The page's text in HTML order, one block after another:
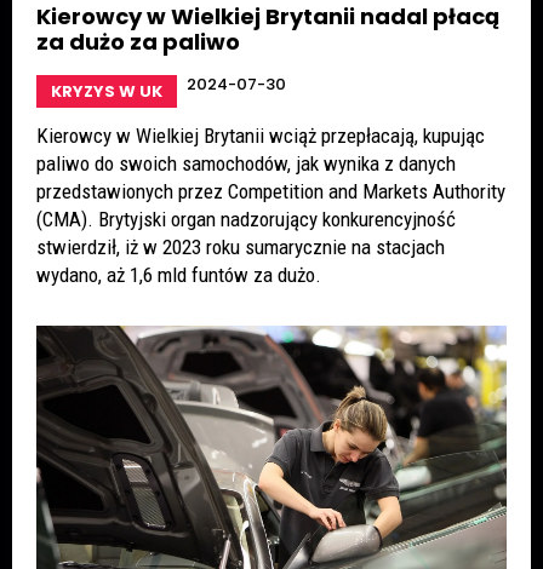
Kierowcy w Wielkiej Brytanii nadal płacą
za dużo za paliwo
KRYZYS W UK 2024-07-30
Kierowcy w Wielkiej Brytanii wciąż przepłacają, kupując
paliwo do swoich samochodów, jak wynika z danych
przedstawionych przez Competition and Markets Authority
(CMA). Brytyjski organ nadzorujący konkurencyjność
stwierdził, iż w 2023 roku sumarycznie na stacjach
wydano, aż 1,6 mld funtów za dużo.